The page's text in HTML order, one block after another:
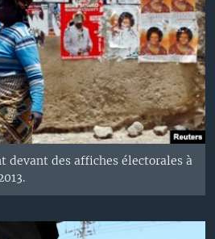
devant des affiches électorales à